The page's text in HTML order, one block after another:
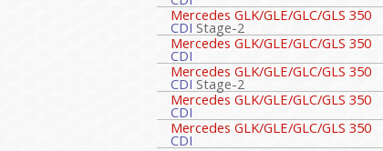
Mercedes GLK/GLE/GLC/GLS 350
CDI Stage-2
Mercedes GLK/GLE/GLC/GLS 350
CDI
Mercedes GLK/GLE/GLC/GLS 350
CDI Stage-2
Mercedes GLK/GLE/GLC/GLS 350
CDI
Mercedes GLK/GLE/GLC/GLS 350
CDI